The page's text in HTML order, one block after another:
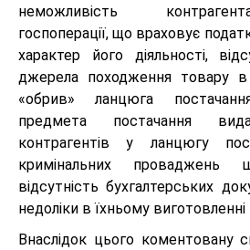
неможливість
госпоперації, що враховує
характер його діяльності,
джерела походження товару
«обрив» ланцюга
предмета постачання
контрагентів у ланцюгу
кримінальних проваджень
відсутність бухгалтерських
недоліки в їхньому
Внаслідок цього коментовану